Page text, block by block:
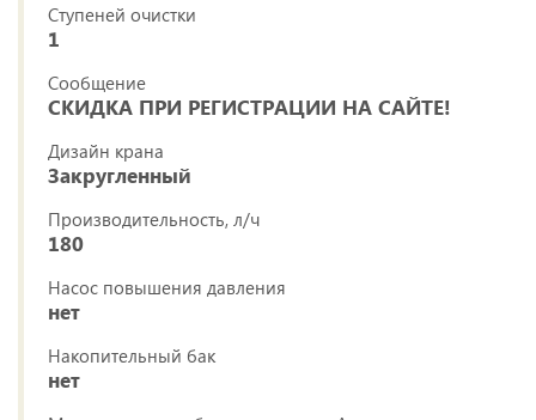
Ступеней очистки
1
Сообщение
СКИДКА ПРИ РЕГИСТРАЦИИ НА САЙТЕ!
Дизайн крана
Закругленный
Производительность, л/ч
180
Насос повышения давления
нет
Накопительный бак
нет